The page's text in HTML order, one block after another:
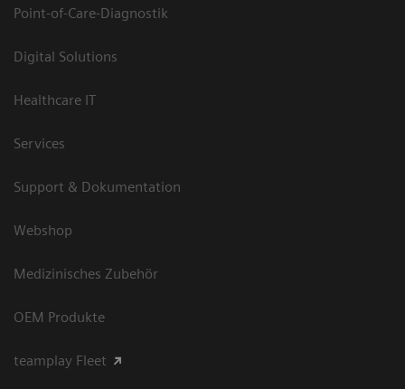
Point-of-Care-Diagnostik
Digital Solutions
Healthcare IT
Services
Support & Dokumentation
Webshop
Medizinisches Zubehör
OEM Produkte
teamplay Fleet